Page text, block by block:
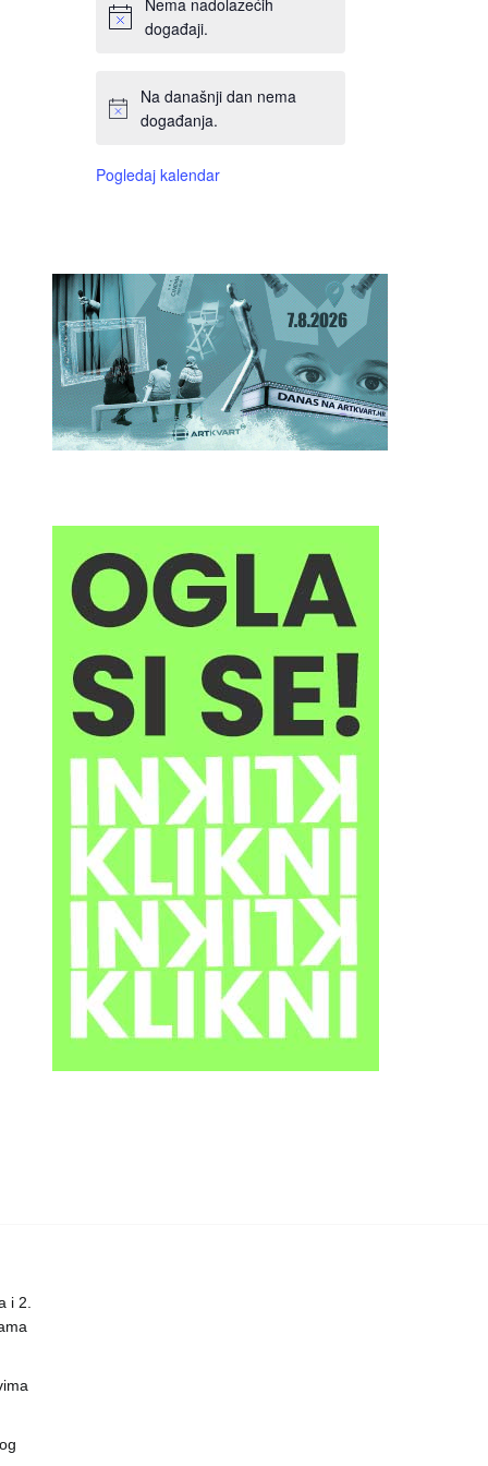
Nema nadolazećih
događaji.
Na današnji dan nema
događanja.
Pogledaj kalendar
i 2.